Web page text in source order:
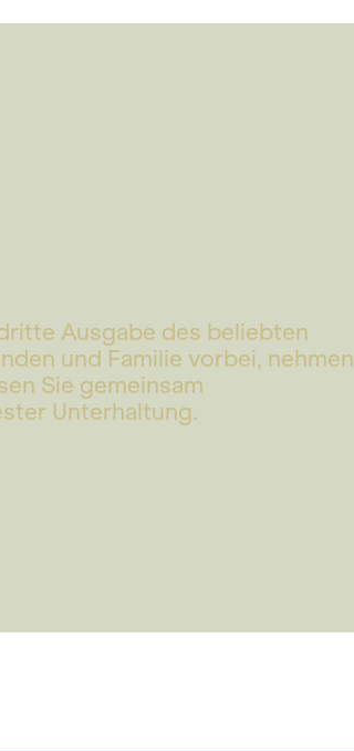
Ausgabe des beliebten
und Familie vorbei, nehmen
Sie gemeinsam
Unterhaltung.